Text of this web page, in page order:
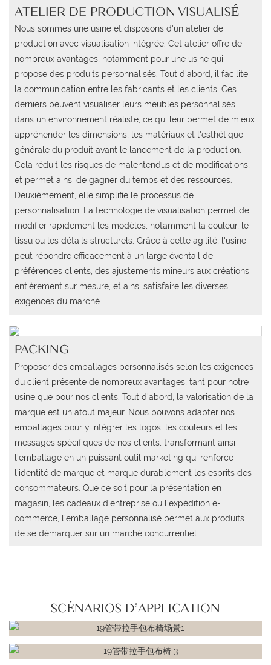
ATELIER DE PRODUCTION VISUALISÉ
Nous sommes une usine et disposons d'un atelier de
production avec visualisation intégrée. Cet atelier offre de
nombreux avantages, notamment pour une usine qui
propose des produits personnalisés. Tout d'abord, il facilite
la communication entre les fabricants et les clients. Ces
derniers peuvent visualiser leurs meubles personnalisés
dans un environnement réaliste, ce qui leur permet de mieux
appréhender les dimensions, les matériaux et l'esthétique
générale du produit avant le lancement de la production.
Cela réduit les risques de malentendus et de modifications,
et permet ainsi de gagner du temps et des ressources.
Deuxièmement, elle simplifie le processus de
personnalisation. La technologie de visualisation permet de
modifier rapidement les modèles, notamment la couleur, le
tissu ou les détails structurels. Grâce à cette agilité, l'usine
peut répondre efficacement à un large éventail de
préférences clients, des ajustements mineurs aux créations
entièrement sur mesure, et ainsi satisfaire les diverses
exigences du marché.
PACKING
Proposer des emballages personnalisés selon les exigences
du client présente de nombreux avantages, tant pour notre
usine que pour nos clients. Tout d'abord, la valorisation de la
marque est un atout majeur. Nous pouvons adapter nos
emballages pour y intégrer les logos, les couleurs et les
messages spécifiques de nos clients, transformant ainsi
l'emballage en un puissant outil marketing qui renforce
l'identité de marque et marque durablement les esprits des
consommateurs. Que ce soit pour la présentation en
magasin, les cadeaux d'entreprise ou l'expédition e-
commerce, l'emballage personnalisé permet aux produits
de se démarquer sur un marché concurrentiel.
SCÉNARIOS D'APPLICATION